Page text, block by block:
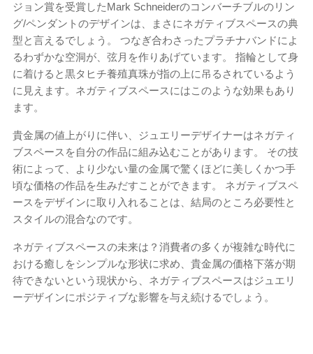
ジョン賞を受賞したMark Schneiderのコンバーチブルのリン
グ/ペンダントのデザインは、まさにネガティブスペースの典
型と言えるでしょう。 つなぎ合わさったプラチナバンドによ
るわずかな空洞が、弦月を作りあげています。 指輪として身
に着けると黒タヒチ養殖真珠が指の上に吊るされているよう
に見えます。ネガティブスペースにはこのような効果もあり
ます。
貴金属の値上がりに伴い、ジュエリーデザイナーはネガティ
ブスペースを自分の作品に組み込むことがあります。 その技
術によって、より少ない量の金属で驚くほどに美しくかつ手
頃な価格の作品を生みだすことができます。 ネガティブスペ
ースをデザインに取り入れることは、結局のところ必要性と
スタイルの混合なのです。
ネガティブスペースの未来は？消費者の多くが複雑な時代に
おける癒しをシンプルな形状に求め、貴金属の価格下落が期
待できないという現状から、ネガティブスペースはジュエリ
ーデザインにポジティブな影響を与え続けるでしょう。